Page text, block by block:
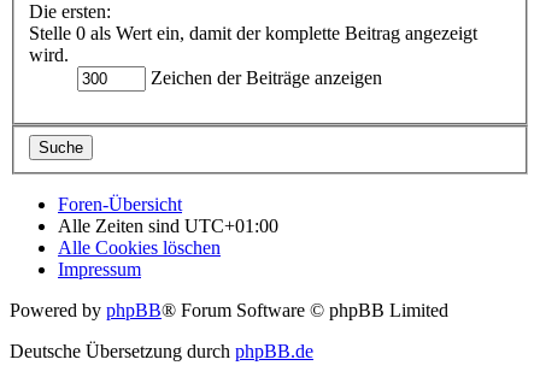
Die ersten:
Stelle 0 als Wert ein, damit der komplette Beitrag angezeigt
wird.
Zeichen der Beiträge anzeigen
Foren-Übersicht
Alle Zeiten sind UTC+01:00
Alle Cookies löschen
Impressum
Powered by phpBB® Forum Software © phpBB Limited
Deutsche Übersetzung durch phpBB.de